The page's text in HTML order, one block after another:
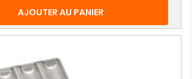
AJOUTER AU PANIER